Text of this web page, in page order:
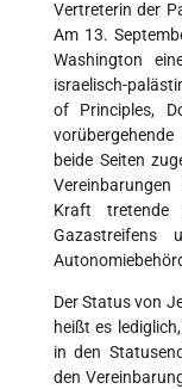
Vertreterin der
Am 13.
Washington
israelisch-
of Principles,
beide Seiten
Kraft tretende
Gazastreifens
Der Status von
heißt es
in den
den